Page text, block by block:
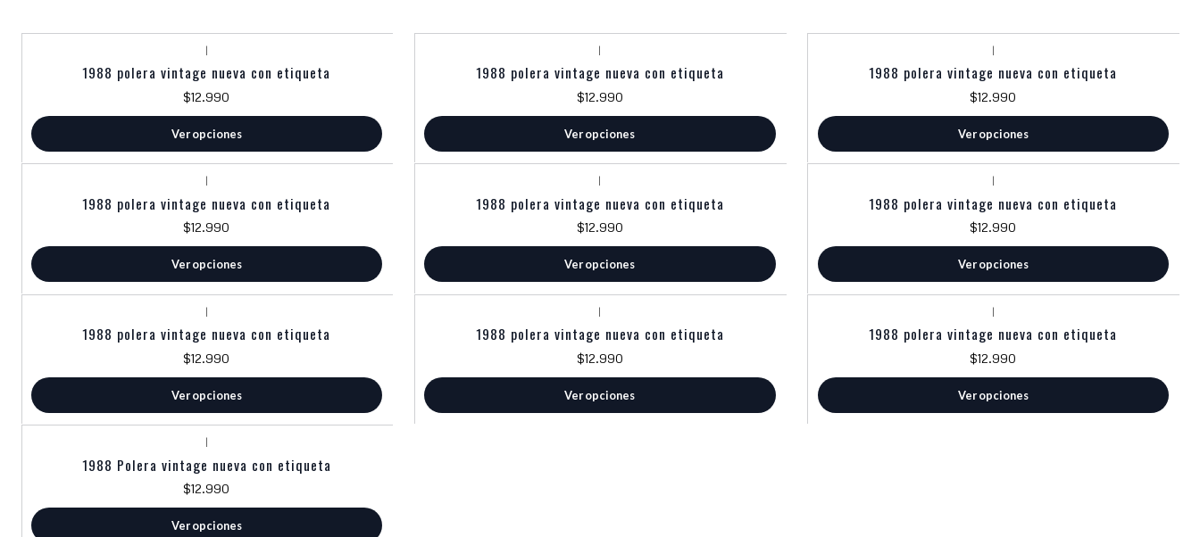
|
1988 polera vintage nueva con etiqueta
$12.990
Ver opciones
|
1988 polera vintage nueva con etiqueta
$12.990
Ver opciones
|
1988 polera vintage nueva con etiqueta
$12.990
Ver opciones
|
1988 polera vintage nueva con etiqueta
$12.990
Ver opciones
|
1988 polera vintage nueva con etiqueta
$12.990
Ver opciones
|
1988 polera vintage nueva con etiqueta
$12.990
Ver opciones
|
1988 polera vintage nueva con etiqueta
$12.990
Ver opciones
|
1988 polera vintage nueva con etiqueta
$12.990
Ver opciones
|
1988 polera vintage nueva con etiqueta
$12.990
Ver opciones
|
1988 Polera vintage nueva con etiqueta
$12.990
Ver opciones